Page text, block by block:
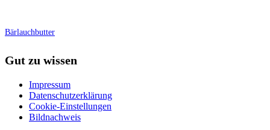
Bärlauchbutter
Gut zu wissen
Impressum
Datenschutzerklärung
Cookie-Einstellungen
Bildnachweis